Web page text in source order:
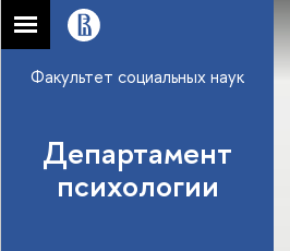
Факультет социальных наук
Департамент
психологии